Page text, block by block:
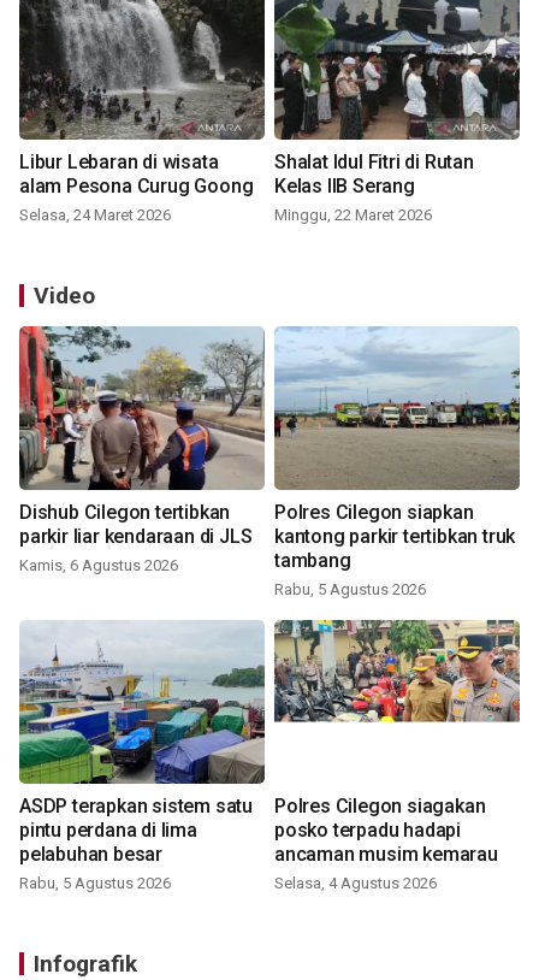
Libur Lebaran di wisata
alam Pesona Curug Goong
Selasa, 24 Maret 2026
Shalat Idul Fitri di Rutan
Kelas IIB Serang
Minggu, 22 Maret 2026
Video
Dishub Cilegon tertibkan
parkir liar kendaraan di JLS
Kamis, 6 Agustus 2026
Polres Cilegon siapkan
kantong parkir tertibkan truk
tambang
Rabu, 5 Agustus 2026
ASDP terapkan sistem satu
pintu perdana di lima
pelabuhan besar
Rabu, 5 Agustus 2026
Polres Cilegon siagakan
posko terpadu hadapi
ancaman musim kemarau
Selasa, 4 Agustus 2026
Infografik